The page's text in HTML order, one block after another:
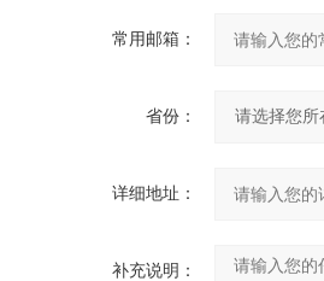
常用邮箱：
省份：
详细地址：
补充说明：